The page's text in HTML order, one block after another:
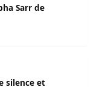
Sarr de
silence et